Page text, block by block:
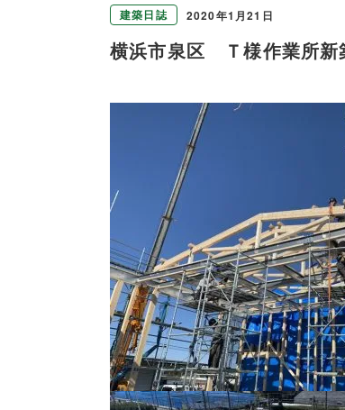
建築日誌 2020年1月21日
横浜市泉区 Ｔ様作業所新